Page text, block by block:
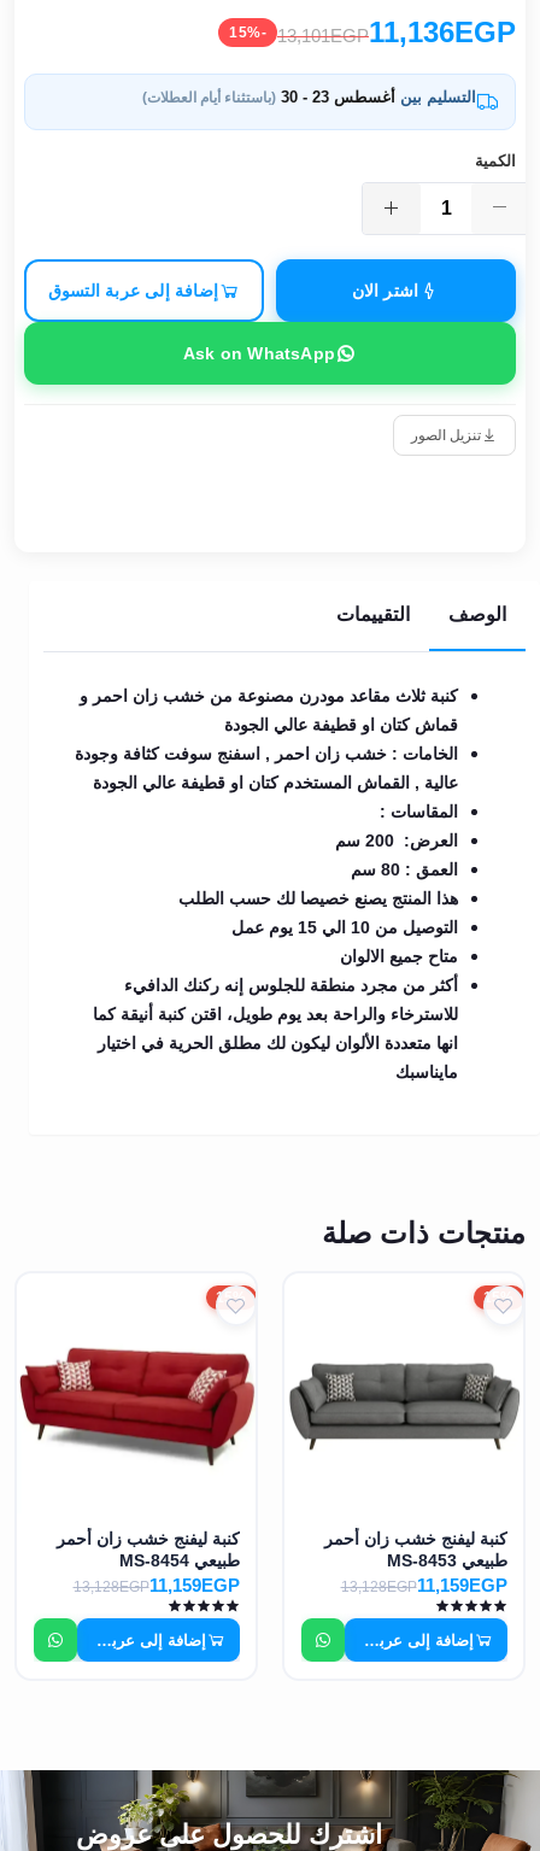
11,136EGP
13,101EGP
-15%
التسليم بين أغسطس 23 - 30 (باستثناء أيام العطلات)
الكمية
اشتر الان إضافة إلى عربة التسوق
Ask on WhatsApp
تنزيل الصور
الوصف التقييمات
كنبة ثلاث مقاعد مودرن مصنوعة من خشب زان احمر و
قماش كتان او قطيفة عالي الجودة
الخامات : خشب زان احمر , اسفنج سوفت كثافة وجودة
عالية , القماش المستخدم كتان او قطيفة عالي الجودة
المقاسات :
العرض: 200 سم
العمق : 80 سم
هذا المنتج يصنع خصيصا لك حسب الطلب
التوصيل من 10 الي 15 يوم عمل
متاح جميع الالوان
أكثر من مجرد منطقة للجلوس إنه ركنك الدافيء
للاسترخاء والراحة بعد يوم طويل، اقتن كنبة أنيقة كما
انها متعددة الألوان ليكون لك مطلق الحرية في اختيار
مايناسبك
منتجات ذات صلة
15%
كنبة ليفنج خشب زان أحمر
طبيعي MS-8453
11,159EGP
13,128EGP
إضافة إلى عربة التسوق
15%
كنبة ليفنج خشب زان أحمر
طبيعي MS-8454
11,159EGP
13,128EGP
إضافة إلى عربة التسوق
اشترك للحصول على عروض